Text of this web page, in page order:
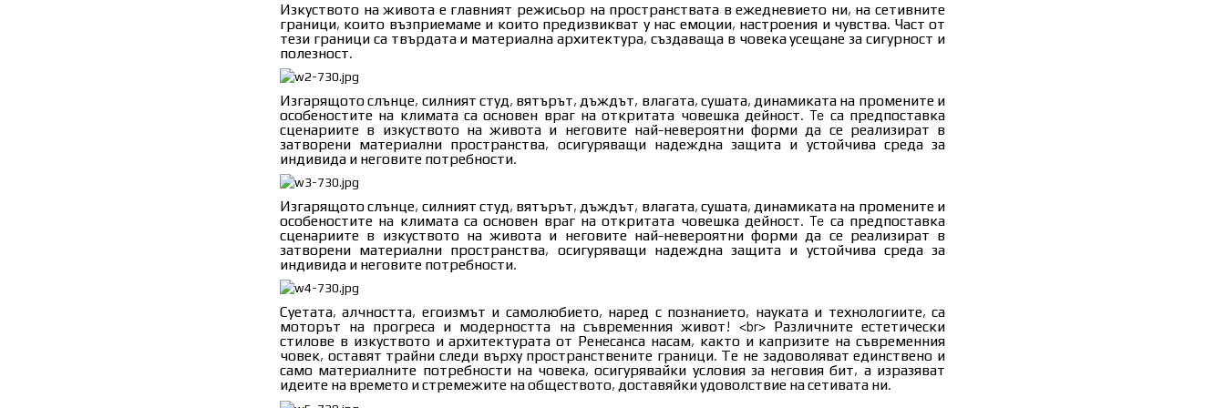
<br>
<br>
<br>
<br>
Kолко ВРЕМЕ губим в придвижване и трафик? <br> Kолко ЕМИСИИ се отделят от превозни
средства и транзит? <br> Kолко физическа, психологическа и емоционална ЕНЕРГИЯ
изразходваме в бързане, организация и чакане? <br> Може ли да спестим нещо в градското
ежедневие?
Потърсихме отговорите на тези въпроси в един наш проект за сграда със смесено предназначение
за многопрофилна болница, образователен център за следдипломна квалификация на здравни
кадри, студия за временно обитаване, резидентна част.
ЕДИН ДЕН В СГРАДА СЪС СМЕСЕНО ПРЕДНАЗНАЧЕНИЕ ЛЮЛИН:
него, в България почти не са строени публични сгради, с изключение на частните инвестиции в
търговски обекти и европроектите проекти в сектора. <br> По малкото построени публични
сгради и пространства е видимо, че съвременната публична архитектура в България не може да
преодолее прехода от планова към пазарна икономика и да удовлетвори съвременните
потребности на обществото.
Промените във взаимоотношенията между участниците в процесите от създаване, управление и
ползване на публична архитектура водят до забавяне и неуспехи на очакваните секторни
реформи: <br> • Няма как да се направи реформа в образованието без да се променят
пространствените граници на училищата и техният стопански модел! <br> • Няма как да се
направи реформа в културата без да се променят пространствените характеристики, управление
и стопанисване на сградите за култура и изкуство! <br> • Няма как да се подобри физическата
култура на обществото без да се създадат мотивиращи пространства за спорт и атракции,
детско-юношески школи и професионални центрове, които да са икономически самостоятелни!
<br> • Няма как да се направи реформа в здравеопазването без пространствата на болниците да
станат привлекателни и да отговорят на съвременните условия на ползване, оборудване и
ефективност! <br> • Дори няма как да се случи административна реформа без пространствата на
администрациите да се адаптират към отворения код на тяхното съвременно ползване!
Моделът на публична архитектура в България днес: <br> Възниква необходимост! <br> Общината
предоставя терен! <br> Някой пише задание. Много често авторът на заданието остава анонимен
или със съмнителна компетенция! <br> Някой определя бюджет! <br> Обявява се обществена
поръчка по Закон за обществените поръчки, която най-често е за инженеринг и по-рядко е
архитектурен конкурс! <br> Някак си се случва нещо! <br> Нещото е строеж, защото по време на
реализирането му, все още не е ясен ползвателят му! <br> Строежът става общинска или
Изкуството на живота е главният режисьор на пространствата в ежедневието ни, на сетивните
граници, които възприемаме и които предизвикват у нас емоции, настроения и чувства. Част от
тези граници са твърдата и материална архитектура, създаваща в човека усещане за сигурност и
полезност.
Изгарящото слънце, силният студ, вятърът, дъждът, влагата, сушата, динамиката на промените и
особеностите на климата са основен враг на откритата човешка дейност. Te са предпоставка
сценариите в изкуството на живота и неговите най-невероятни форми да се реализират в
затворени материални пространства, осигуряващи надеждна защита и устойчива среда за
индивида и неговите потребности.
Изгарящото слънце, силният студ, вятърът, дъждът, влагата, сушата, динамиката на промените и
особеностите на климата са основен враг на откритата човешка дейност. Te са предпоставка
сценариите в изкуството на живота и неговите най-невероятни форми да се реализират в
затворени материални пространства, осигуряващи надеждна защита и устойчива среда за
индивида и неговите потребности.
Суетата, алчността, егоизмът и самолюбието, наред с познанието, науката и технологиите, са
моторът на прогреса и модерността на съвременния живот! <br> Различните естетически
стилове в изкуството и архитектурата от Ренесанса насам, както и капризите на съвременния
човек, оставят трайни следи върху пространствените граници. Те не задоволяват единствено и
само материалните потребности на човека, осигурявайки условия за неговия бит, а изразяват
идеите на времето и стремежите на обществото, доставяйки удоволствие на сетивата ни.